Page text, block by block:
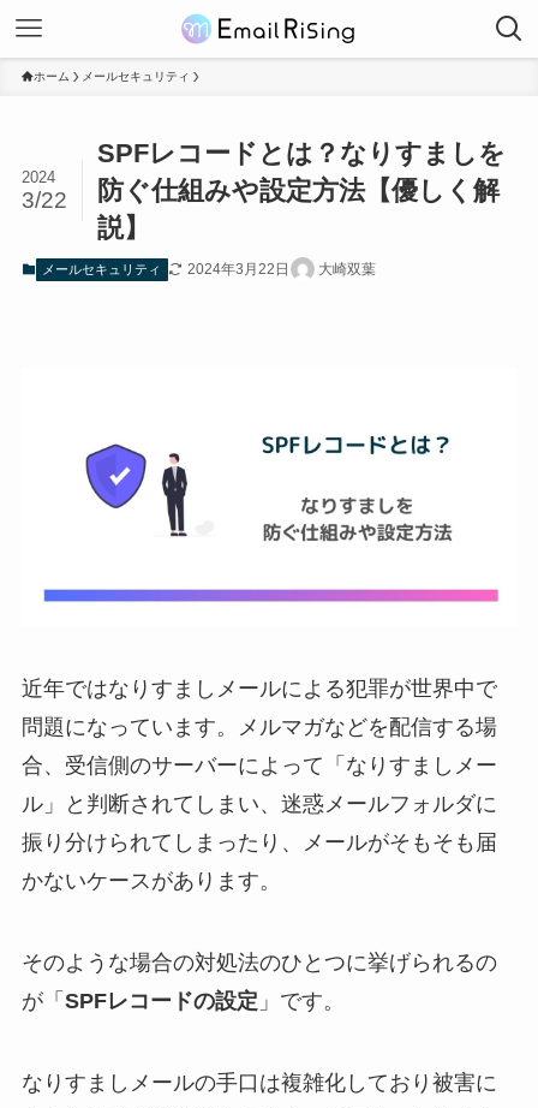
ホーム メールセキュリティ
SPFレコードとは？なりすましを
防ぐ仕組みや設定方法【優しく解
説】
2024
3/22
メールセキュリティ 2024年3月22日 大崎双葉
近年ではなりすましメールによる犯罪が世界中で
問題になっています。メルマガなどを配信する場
合、受信側のサーバーによって「なりすましメー
ル」と判断されてしまい、迷惑メールフォルダに
振り分けられてしまったり、メールがそもそも届
かないケースがあります。
そのような場合の対処法のひとつに挙げられるの
が「 SPFレコードの設定 」です。
なりすましメールの手口は複雑化しており被害に